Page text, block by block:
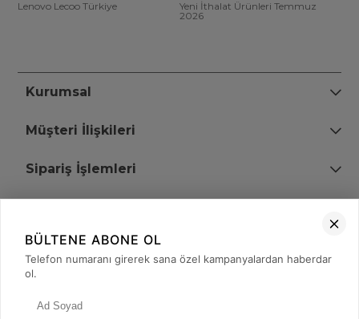
Lenovo Lecoo Türkiye
Yeni İthalat Ürünleri Temmuz
2026
Kurumsal
Müşteri İlişkileri
Sipariş İşlemleri
+90 (850) 473 08 08
BÜLTENE ABONE OL
Telefon numaranı girerek sana özel kampanyalardan haberdar
ol.